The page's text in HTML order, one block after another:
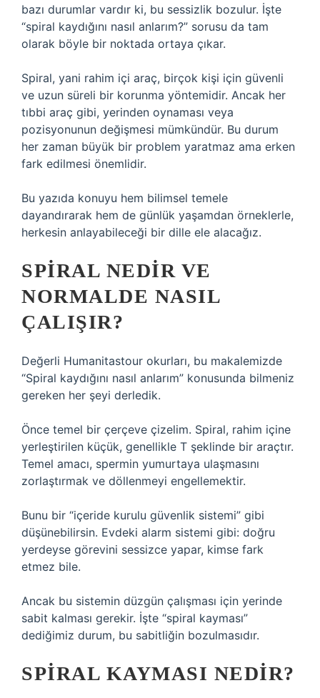
bazı durumlar vardır ki, bu sessizlik bozulur. İşte
“spiral kaydığını nasıl anlarım?” sorusu da tam
olarak böyle bir noktada ortaya çıkar.
Spiral, yani rahim içi araç, birçok kişi için güvenli
ve uzun süreli bir korunma yöntemidir. Ancak her
tıbbi araç gibi, yerinden oynaması veya
pozisyonunun değişmesi mümkündür. Bu durum
her zaman büyük bir problem yaratmaz ama erken
fark edilmesi önemlidir.
Bu yazıda konuyu hem bilimsel temele
dayandırarak hem de günlük yaşamdan örneklerle,
herkesin anlayabileceği bir dille ele alacağız.
SPIRAL NEDIR VE
NORMALDE NASIL
ÇALIŞIR?
Değerli Humanitastour okurları, bu makalemizde
“Spiral kaydığını nasıl anlarım” konusunda bilmeniz
gereken her şeyi derledik.
Önce temel bir çerçeve çizelim. Spiral, rahim içine
yerleştirilen küçük, genellikle T şeklinde bir araçtır.
Temel amacı, spermin yumurtaya ulaşmasını
zorlaştırmak ve döllenmeyi engellemektir.
Bunu bir “içeride kurulu güvenlik sistemi” gibi
düşünebilirsin. Evdeki alarm sistemi gibi: doğru
yerdeyse görevini sessizce yapar, kimse fark
etmez bile.
Ancak bu sistemin düzgün çalışması için yerinde
sabit kalması gerekir. İşte “spiral kayması”
dediğimiz durum, bu sabitliğin bozulmasıdır.
SPIRAL KAYMASI NEDIR?